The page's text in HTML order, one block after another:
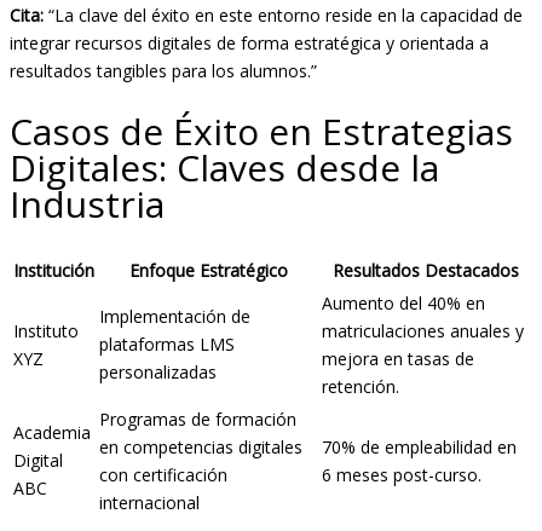
Cita: “La clave del éxito en este entorno reside en la capacidad de
integrar recursos digitales de forma estratégica y orientada a
resultados tangibles para los alumnos.”
Casos de Éxito en Estrategias
Digitales: Claves desde la
Industria
Institución Enfoque Estratégico Resultados Destacados
Instituto
XYZ
Implementación de
plataformas LMS
personalizadas
Aumento del 40% en
matriculaciones anuales y
mejora en tasas de
retención.
Academia
Digital
ABC
Programas de formación
en competencias digitales
con certificación
internacional
70% de empleabilidad en
6 meses post-curso.